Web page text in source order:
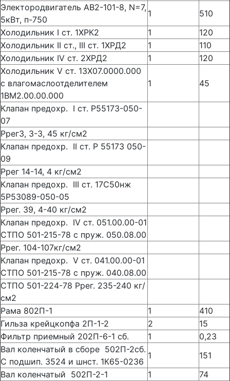
Электородвигатель АВ2-101-8, N=7,
5кВт, п-750
1
510
Холодильник I ст. 1ХРК2
1
120
Холодильник II ст., III ст. 1ХРД2
1
110
Холодильник IV ст. 2ХРД2
1
120
Холодильник V ст. 13Х07.0000.000
с влагомаслоотделителем
1ВМ2.00.00.000
1 45
Клапан предохр. I ст. Р55173-050-
07
Ррег3, 3-3, 45 кг/см2
Клапан предохр. II ст. Р 55173 050-
09
Ррег 14-14, 4 кг/см2
Клапан предохр. III ст. 17С50нж
5Р53089-050-05
Ррег. 39, 4-40 кг/см2
Клапан предохр. IV ст. 051.00.00-01
СТПО 501-215-78 с пруж. 050.08.00
Ррег. 104-107кг/см2
Клапан предохр. V ст. 041.00.00-01
СТПО 501-215-78 с пруж. 040.08.00
СТПО 501-224-78 Ррег. 235-240 кг/
см2
Рама 802П-1
1
410
Гильза крейцкопфа 2П-1-2
2
15
Фильтр приемный 202П-6-1 сб.
1
0,23
Вал коленчатый в сборе 502П-2сб.
С подшип. 3524 и шнст. 1К65-0236
1
151
Вал коленчатый 502П-2-1
1
74